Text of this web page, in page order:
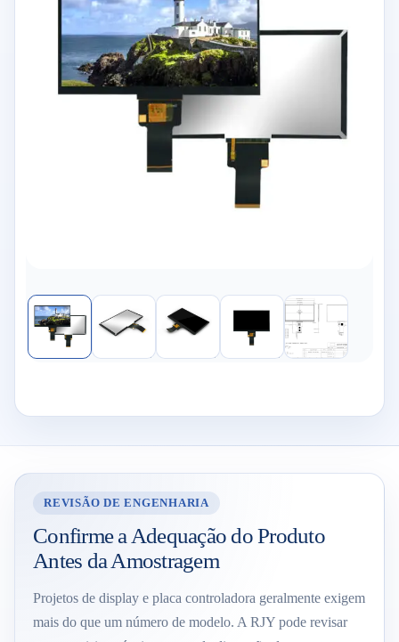
REVISÃO DE ENGENHARIA
Confirme a Adequação do Produto
Antes da Amostragem
Projetos de display e placa controladora geralmente exigem
mais do que um número de modelo. A RJY pode revisar